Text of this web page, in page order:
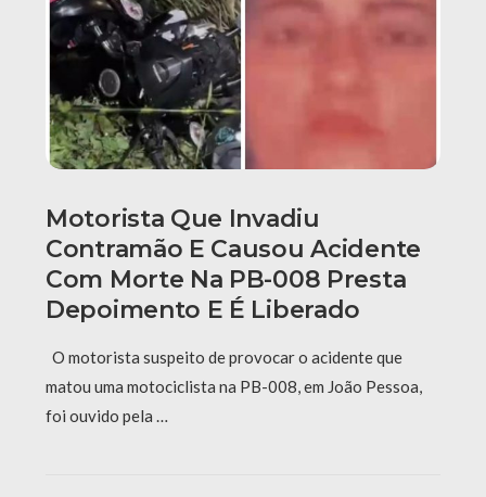
Motorista Que Invadiu
Contramão E Causou Acidente
Com Morte Na PB-008 Presta
Depoimento E É Liberado
O motorista suspeito de provocar o acidente que
matou uma motociclista na PB-008, em João Pessoa,
foi ouvido pela …